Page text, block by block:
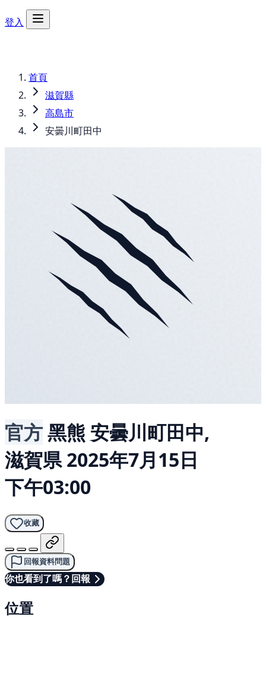
登入
首頁
滋賀縣
高島市
安曇川町田中
官方黑熊 安曇川町田中,
滋賀県 2025年7月15日
下午03:00
收藏
回報資料問題
你也看到了嗎？回報
位置